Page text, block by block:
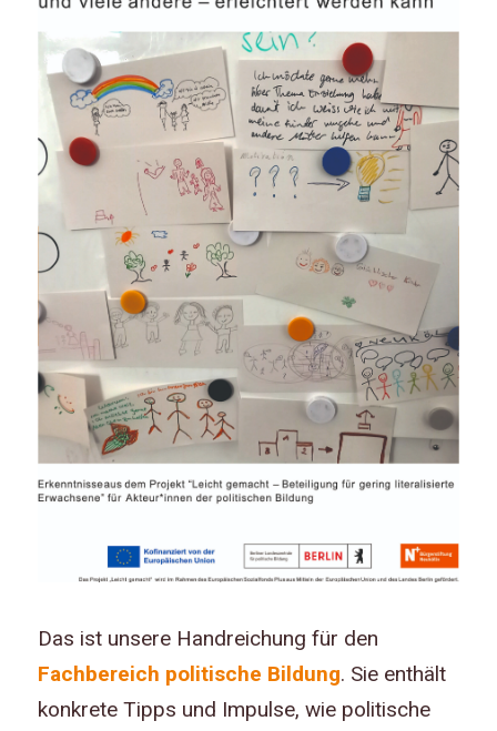
Das ist unsere Handreichung für den
Fachbereich politische Bildung. Sie enthält
konkrete Tipps und Impulse, wie politische